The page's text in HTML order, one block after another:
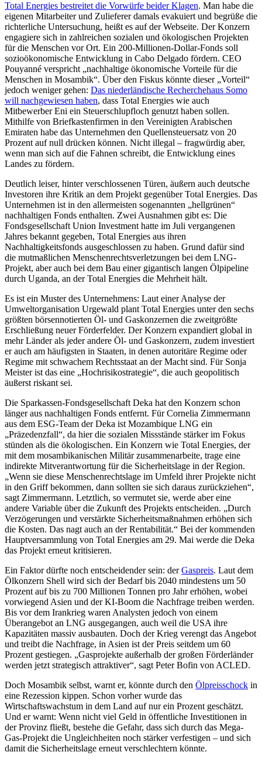
Total Energies bestreitet die Vorwürfe beider Klagen. Man habe die
eigenen Mitarbeiter und Zulieferer damals evakuiert und begrüße die
richterliche Untersuchung, heißt es auf der Webseite. Der Konzern
engagiere sich in zahlreichen sozialen und ökologischen Projekten
für die Menschen vor Ort. Ein 200-Millionen-Dollar-Fonds soll
sozioökonomische Entwicklung in Cabo Delgado fördern. CEO
Pouyanné verspricht „nachhaltige ökonomische Vorteile für die
Menschen in Mosambik“. Über den Fiskus könnte dieser „Vorteil“
jedoch weniger gehen: Das niederländische Recherchehaus Somo
will nachgewiesen haben, dass Total Energies wie auch
Mitbewerber Eni ein Steuerschlupfloch genutzt haben sollen.
Mithilfe von Briefkastenfirmen in den Vereinigten Arabischen
Emiraten habe das Unternehmen den Quellensteuersatz von 20
Prozent auf null drücken können. Nicht illegal – fragwürdig aber,
wenn man sich auf die Fahnen schreibt, die Entwicklung eines
Landes zu fördern.
Deutlich leiser, hinter verschlossenen Türen, äußern auch deutsche
Investoren ihre Kritik an dem Projekt gegenüber Total Energies. Das
Unternehmen ist in den allermeisten sogenannten „hellgrünen“
nachhaltigen Fonds enthalten. Zwei Ausnahmen gibt es: Die
Fondsgesellschaft Union Investment hatte im Juli vergangenen
Jahres bekannt gegeben, Total Energies aus ihren
Nachhaltigkeitsfonds ausgeschlossen zu haben. Grund dafür sind
die mutmaßlichen Menschenrechtsverletzungen bei dem LNG-
Projekt, aber auch bei dem Bau einer gigantisch langen Ölpipeline
durch Uganda, an der Total Energies die Mehrheit hält.
Es ist ein Muster des Unternehmens: Laut einer Analyse der
Umweltorganisation Urgewald plant Total Energies unter den sechs
größten börsennotierten Öl- und Gaskonzernen die zweitgrößte
Erschließung neuer Förderfelder. Der Konzern expandiert global in
mehr Länder als jeder andere Öl- und Gaskonzern, zudem investiert
er auch am häufigsten in Staaten, in denen autoritäre Regime oder
Regime mit schwachem Rechtsstaat an der Macht sind. Für Sonja
Meister ist das eine „Hochrisikostrategie“, die auch geopolitisch
äußerst riskant sei.
Die Sparkassen-Fondsgesellschaft Deka hat den Konzern schon
länger aus nachhaltigen Fonds entfernt. Für Cornelia Zimmermann
aus dem ESG-Team der Deka ist Mozambique LNG ein
„Präzedenzfall“, da hier die sozialen Missstände stärker im Fokus
stünden als die ökologischen. Ein Konzern wie Total Energies, der
mit dem mosambikanischen Militär zusammenarbeite, trage eine
indirekte Mitverantwortung für die Sicherheitslage in der Region.
„Wenn sie diese Menschenrechtslage im Umfeld ihrer Projekte nicht
in den Griff bekommen, dann sollten sie sich daraus zurückziehen“,
sagt Zimmermann. Letztlich, so vermutet sie, werde aber eine
andere Variable über die Zukunft des Projekts entscheiden. „Durch
Verzögerungen und verstärkte Sicherheitsmaßnahmen erhöhen sich
die Kosten. Das nagt auch an der Rentabilität.“ Bei der kommenden
Hauptversammlung von Total Energies am 29. Mai werde die Deka
das Projekt erneut kritisieren.
Ein Faktor dürfte noch entscheidender sein: derGaspreis. Laut dem
Ölkonzern Shell wird sich der Bedarf bis 2040 mindestens um 50
Prozent auf bis zu 700 Millionen Tonnen pro Jahr erhöhen, wobei
vorwiegend Asien und der KI-Boom die Nachfrage treiben werden.
Bis vor dem Irankrieg waren Analysten jedoch von einem
Überangebot an LNG ausgegangen, auch weil die USA ihre
Kapazitäten massiv ausbauten. Doch der Krieg verengt das Angebot
und treibt die Nachfrage, in Asien ist der Preis seitdem um 60
Prozent gestiegen. „Gasprojekte außerhalb der großen Förderländer
werden jetzt strategisch attraktiver“, sagt Peter Bofin von ACLED.
Doch Mosambik selbst, warnt er, könnte durch den Ölpreisschock in
eine Rezession kippen. Schon vorher wurde das
Wirtschaftswachstum in dem Land auf nur ein Prozent geschätzt.
Und er warnt: Wenn nicht viel Geld in öffentliche Investitionen in
der Provinz fließt, bestehe die Gefahr, dass sich durch das Mega-
Gas-Projekt die Ungleichheiten noch stärker verfestigen – und sich
damit die Sicherheitslage erneut verschlechtern könnte.